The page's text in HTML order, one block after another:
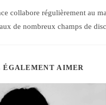
collabore régulièrement au
de nombreux champs de
ÉGALEMENT AIMER